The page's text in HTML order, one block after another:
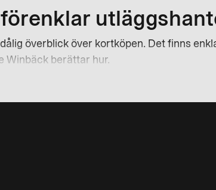
överblick över kortköpen. Det finns
Winbäck berättar hur.